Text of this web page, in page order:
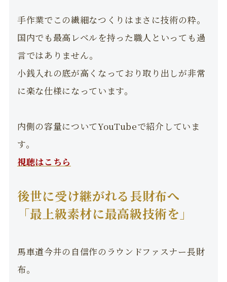
手作業でこの繊細なつくりはまさに技術の粋。
国内でも最高レベルを持った職人といっても過
言ではありません。
小銭入れの底が高くなっており取り出しが非常
に楽な仕様になっています。
内側の容量についてYouTubeで紹介していま
す。
視聴はこちら
後世に受け継がれる長財布へ
「最上級素材に最高級技術を」
馬車道今井の自信作のラウンドファスナー長財
布。